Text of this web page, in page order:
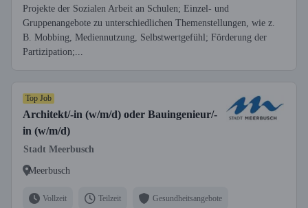
Projekte der Sozialen Arbeit an Schulen; Einzel- und
Gruppenangebote zu unterschiedlichen Themenstellungen, wie z.
B. Mobbing, Mediennutzung, Selbstwertgefühl; Förderung der
Partizipation;...
Top Job
Architekt/-in (w/m/d) oder Bauingenieur/-
in (w/m/d)
Stadt Meerbusch
Meerbusch
Vollzeit Teilzeit Gesundheitsangebote